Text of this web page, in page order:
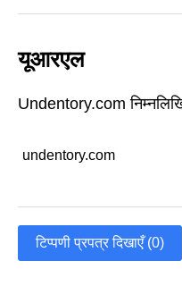
यूआरएल
Undentory.com
undentory.com
टिप्पणी प्रपत्र दिखाएँ (0)